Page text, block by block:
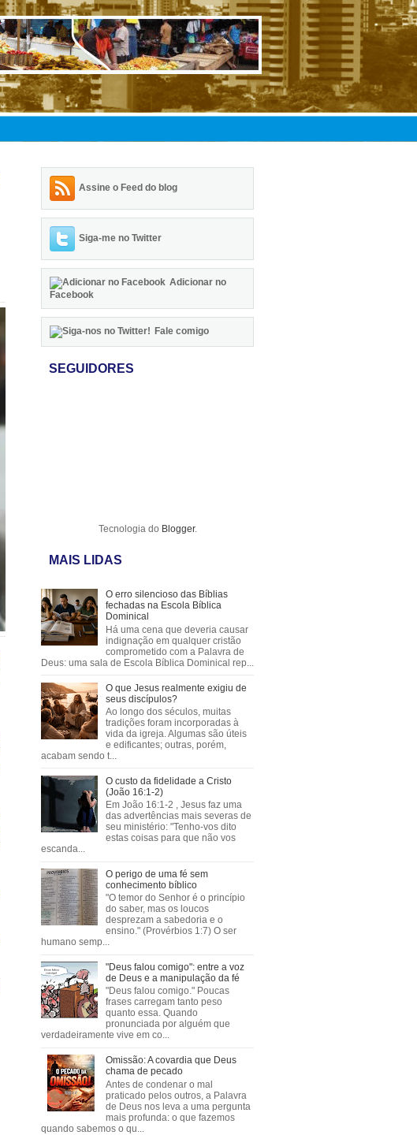
Assine o Feed do blog
Siga-me no Twitter
Adicionar no
Facebook
Fale comigo
SEGUIDORES
Tecnologia do Blogger.
MAIS LIDAS
O erro silencioso das Bíblias
fechadas na Escola Bíblica
Dominical
Há uma cena que deveria causar
indignação em qualquer cristão
comprometido com a Palavra de
Deus: uma sala de Escola Bíblica Dominical rep...
O que Jesus realmente exigiu de
seus discípulos?
Ao longo dos séculos, muitas
tradições foram incorporadas à
vida da igreja. Algumas são úteis
e edificantes; outras, porém,
acabam sendo t...
O custo da fidelidade a Cristo
(João 16:1-2)
Em João 16:1-2 , Jesus faz uma
das advertências mais severas de
seu ministério: "Tenho-vos dito
estas coisas para que não vos
escanda...
O perigo de uma fé sem
conhecimento bíblico
"O temor do Senhor é o princípio
do saber, mas os loucos
desprezam a sabedoria e o
ensino." (Provérbios 1:7) O ser
humano semp...
"Deus falou comigo": entre a voz
de Deus e a manipulação da fé
"Deus falou comigo." Poucas
frases carregam tanto peso
quanto essa. Quando
pronunciada por alguém que
verdadeiramente vive em co...
Omissão: A covardia que Deus
chama de pecado
Antes de condenar o mal
praticado pelos outros, a Palavra
de Deus nos leva a uma pergunta
mais profunda: o que fazemos
quando sabemos o qu...